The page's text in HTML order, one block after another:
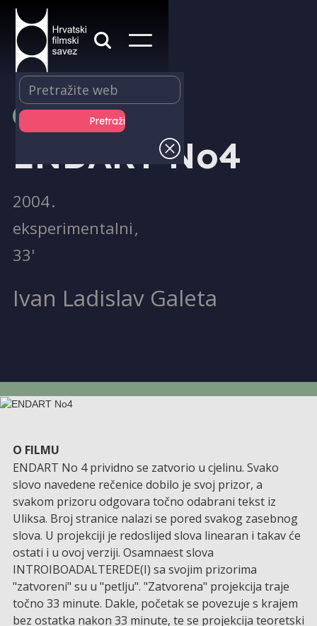
PRODUKCIJA
ENDART No4
2004.
eksperimentalni,
33'
Ivan Ladislav Galeta
O FILMU
ENDART No 4 prividno se zatvorio u cjelinu. Svako
slovo navedene rečenice dobilo je svoj prizor, a
svakom prizoru odgovara točno odabrani tekst iz
Uliksa. Broj stranice nalazi se pored svakog zasebnog
slova. U projekciji je redoslijed slova linearan i takav će
ostati i u ovoj verziji. Osamnaest slova
INTROIBOADALTEREDE(I) sa svojim prizorima
"zatvoreni" su u "petlju". "Zatvorena" projekcija traje
točno 33 minute. Dakle, početak se povezuje s krajem
bez ostatka nakon 33 minute, te se projekcija teoretski